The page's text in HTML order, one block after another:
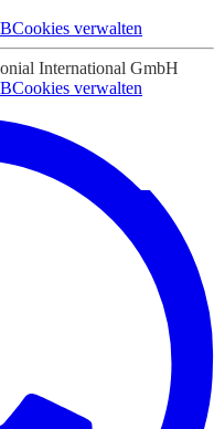
Cookies verwalten
International GmbH
Cookies verwalten